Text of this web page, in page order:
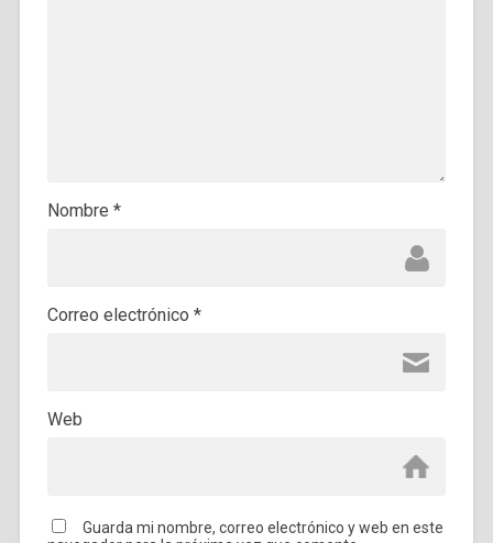
Nombre *
Correo electrónico *
Web
Guarda mi nombre, correo electrónico y web en este